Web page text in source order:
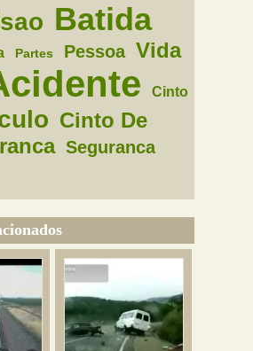
Batida
Partes Pessoa Vida
Cinto
Cinto De
Seguranca